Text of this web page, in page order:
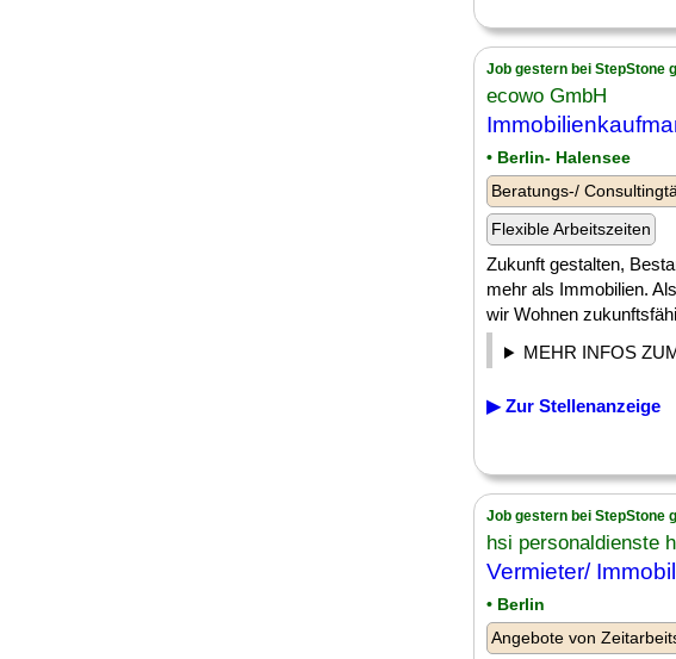
Job gestern bei StepStone
ecowo GmbH
• Berlin- Halensee
Beratungs-/
Flexible Arbeitszeiten
Zukunft gestalten,
mehr als Immobilien.
wir Wohnen
MEHR INFOS
▶ Zur Stellenanzeige
Job gestern bei StepStone
hsi personaldienste
Vermieter/
• Berlin
Angebote von